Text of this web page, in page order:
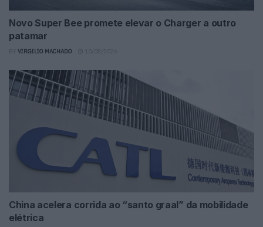
Novo Super Bee promete elevar o Charger a outro
patamar
VIRGILIO MACHADO
China acelera corrida ao “santo graal” da mobilidade
elétrica